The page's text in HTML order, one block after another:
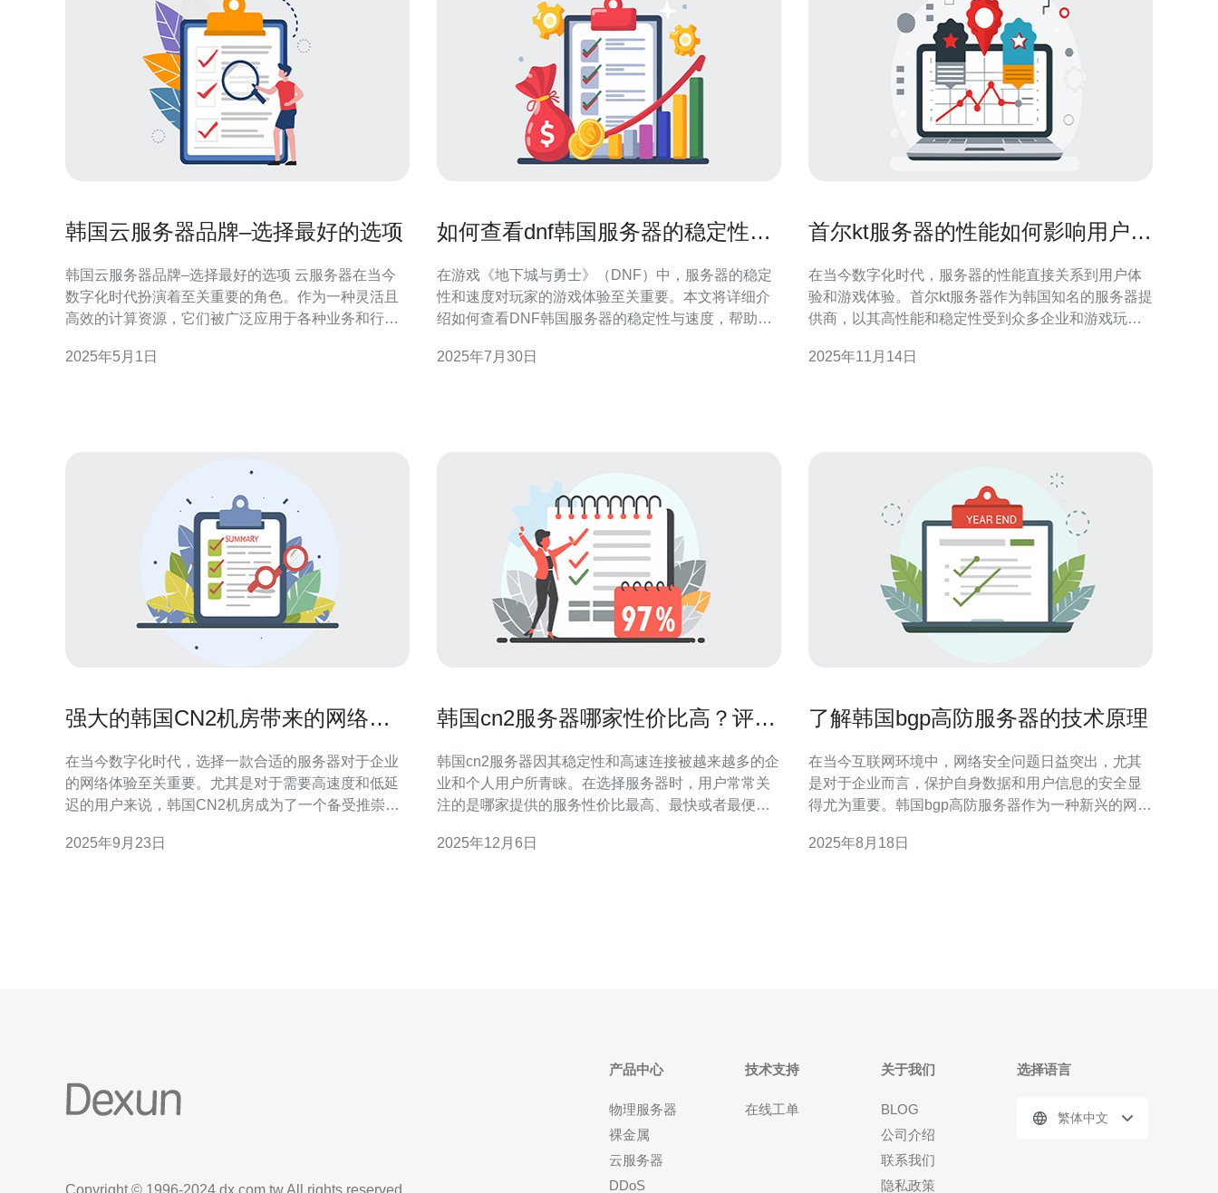
韩国云服务器品牌–选择最好的选项
韩国云服务器品牌–选择最好的选项 云服务器在当今
数字化时代扮演着至关重要的角色。作为一种灵活且
高效的计算资源，它们被广泛应用于各种业务和行
务器品牌备受关注。本文将介绍韩国云服务器品牌，
2025年5月1日
如何查看dnf韩国服务器的稳定性与
在游戏《地下城与勇士》（DNF）中，服务器的稳定
性和速度对玩家的游戏体验至关重要。本文将详细介
绍如何查看DNF韩国服务器的稳定性与速度，帮助玩
您需要选择合适的网络测试工具。建议使用以下几种
2025年7月30日
首尔kt服务器的性能如何影响用户体
在当今数字化时代，服务器的性能直接关系到用户体
验和游戏体验。首尔kt服务器作为韩国知名的服务器提
供商，以其高性能和稳定性受到众多企业和游戏玩家
对用户体验和游戏体验的影响。 首先，服务器的响应
2025年11月14日
强大的韩国CN2机房带来的网络体
在当今数字化时代，选择一款合适的服务器对于企业
的网络体验至关重要。尤其是对于需要高速度和低延
迟的用户来说，韩国CN2机房成为了一个备受推崇的
格最具竞争力的选择之一。本文将深入探讨韩国CN2
2025年9月23日
韩国cn2服务器哪家性价比高？评测
韩国cn2服务器因其稳定性和高速连接被越来越多的企
业和个人用户所青睐。在选择服务器时，用户常常关
注的是哪家提供的服务性价比最高、最快或者最便
器，帮助您找到最佳选择，无论是追求速度、价格还
2025年12月6日
了解韩国bgp高防服务器的技术原理
在当今互联网环境中，网络安全问题日益突出，尤其
是对于企业而言，保护自身数据和用户信息的安全显
得尤为重要。韩国bgp高防服务器作为一种新兴的网络
文将详细介绍韩国bgp高防服务器的技术原理及其应用
2025年8月18日
Copyright © 1996-2024 dx.com.tw All rights reserved.
产品中心
物理服务器
裸金属
云服务器
DDoS
技术支持
在线工单
关于我们
BLOG
公司介绍
联系我们
隐私政策
选择语言
繁体中文